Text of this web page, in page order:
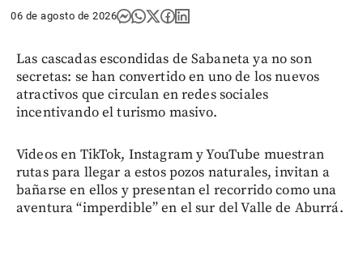
06 de agosto de 2026
Las cascadas escondidas de Sabaneta ya no son
secretas: se han convertido en uno de los nuevos
atractivos que circulan en redes sociales
incentivando el turismo masivo.
Videos en TikTok, Instagram y YouTube muestran
rutas para llegar a estos pozos naturales, invitan a
bañarse en ellos y presentan el recorrido como una
aventura “imperdible” en el sur del Valle de Aburrá.